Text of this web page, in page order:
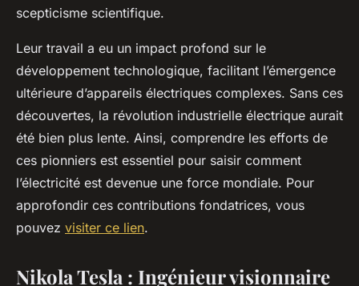
scepticisme scientifique.
Leur travail a eu un impact profond sur le
développement technologique, facilitant l’émergence
ultérieure d’appareils électriques complexes. Sans ces
découvertes, la révolution industrielle électrique aurait
été bien plus lente. Ainsi, comprendre les efforts de
ces pionniers est essentiel pour saisir comment
l’électricité est devenue une force mondiale. Pour
approfondir ces contributions fondatrices, vous
pouvez visiter ce lien.
Nikola Tesla : Ingénieur visionnaire